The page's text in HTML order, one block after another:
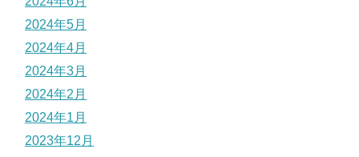
2024年5月
2024年4月
2024年3月
2024年2月
2024年1月
2023年12月